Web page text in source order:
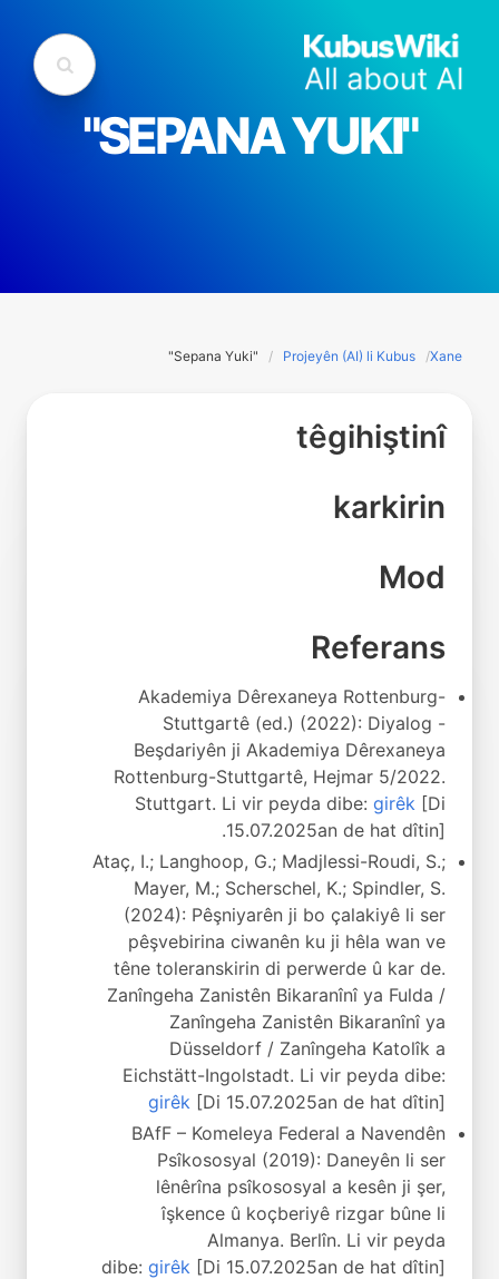
"SEPANA YUKI"
Xane
Projeyên (AI) li Kubus
"Sepana Yuki"
têgihiştinî
karkirin
Mod
Referans
Akademiya Dêrexaneya Rottenburg-
Stuttgartê (ed.) (2022): Diyalog -
Beşdariyên ji Akademiya Dêrexaneya
Rottenburg-Stuttgartê, Hejmar 5/2022.
Stuttgart. Li vir peyda dibe: girêk [Di
15.07.2025an de hat dîtin].
Ataç, I.; Langhoop, G.; Madjlessi-Roudi, S.;
Mayer, M.; Scherschel, K.; Spindler, S.
(2024): Pêşniyarên ji bo çalakiyê li ser
pêşvebirina ciwanên ku ji hêla wan ve
têne toleranskirin di perwerde û kar de.
Zanîngeha Zanistên Bikaranînî ya Fulda /
Zanîngeha Zanistên Bikaranînî ya
Düsseldorf / Zanîngeha Katolîk a
Eichstätt-Ingolstadt. Li vir peyda dibe:
girêk [Di 15.07.2025an de hat dîtin]
BAfF – Komeleya Federal a Navendên
Psîkososyal (2019): Daneyên li ser
lênêrîna psîkososyal a kesên ji şer,
îşkence û koçberiyê rizgar bûne li
Almanya. Berlîn. Li vir peyda
dibe: girêk [Di 15.07.2025an de hat dîtin]